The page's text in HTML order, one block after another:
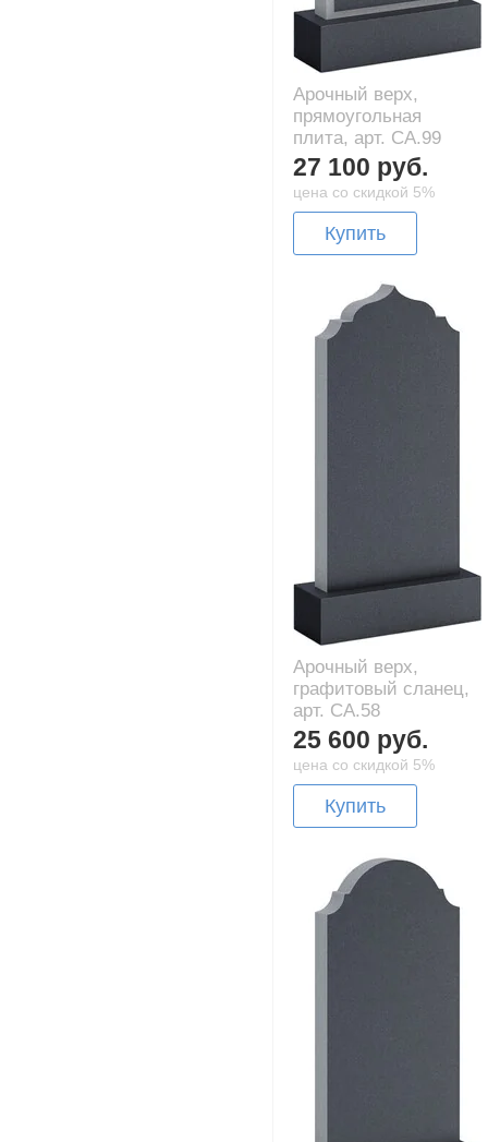
Арочный верх,
прямоугольная
плита, арт. CA.99
27 100 руб.
цена со скидкой 5%
Купить
Арочный верх,
графитовый сланец,
арт. CA.58
25 600 руб.
цена со скидкой 5%
Купить